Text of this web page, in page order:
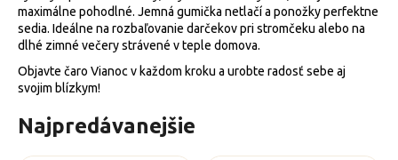
maximálne pohodlné. Jemná gumička netlačí a ponožky perfektne
sedia. Ideálne na rozbaľovanie darčekov pri stromčeku alebo na
dlhé zimné večery strávené v teple domova.
Objavte čaro Vianoc v každom kroku a urobte radosť sebe aj
svojim blízkym!
Najpredávanejšie
j
e
t
e
á